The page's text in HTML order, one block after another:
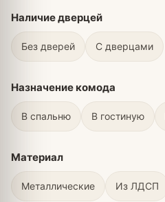
Наличие дверцей
Без дверей С дверцами
Назначение комода
В спальню В гостиную
Материал
Металлические Из ЛДСП